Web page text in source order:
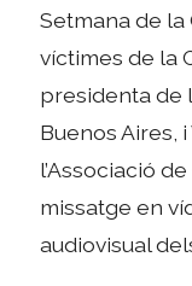
Setmana de la
víctimes de la
presidenta de
Buenos Aires,
l’Associació
missatge en
audiovisual